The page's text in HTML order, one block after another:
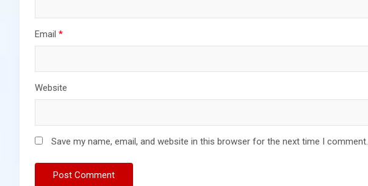
Email *
Website
Save my name, email, and website in this browser for the next time I comment.